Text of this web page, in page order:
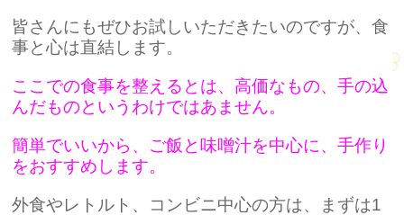
皆さんにもぜひお試しいただきたいのですが、食
事と心は直結します。
ここでの食事を整えるとは、高価なもの、手の込
んだものというわけではあません。
簡単でいいから、ご飯と味噌汁を中心に、手作り
をおすすめします。
外食やレトルト、コンビニ中心の方は、まずは1